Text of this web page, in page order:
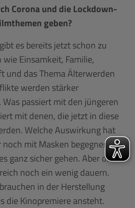
Corona und die Lockdown-
geben?
es bereits jetzt schon zu
Einsamkeit, Familie,
und das Thema Älterwerden
werden stärker
passiert mit den jüngeren
mit denen, die jetzt in diese
Welche Auswirkung hat
mit Masken begegnen. In
ganz sicher gehen. Aber das
noch ein wenig dauern.
in der Herstellung
die Kinopremiere ansteht.